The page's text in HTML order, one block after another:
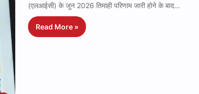
(एलआईसी) के जून 2026 तिमाही परिणाम जारी होने के बाद…
Read More »